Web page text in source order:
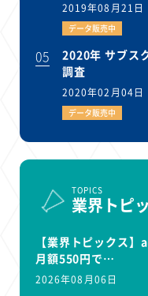
2019年08月21日
データ販売中
05
2020年 サブス
調査
2020年02月04日
データ販売中
TOPICS
業界トピ
【業界トピックス】
月額550円で…
2026年08月06日